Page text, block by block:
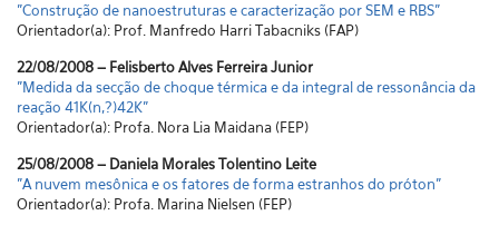
"Construção de nanoestruturas e caracterização por SEM e RBS"
Orientador(a): Prof. Manfredo Harri Tabacniks (FAP)
22/08/2008 – Felisberto Alves Ferreira Junior
"Medida da secção de choque térmica e da integral de ressonância da
reação 41K(n,?)42K"
Orientador(a): Profa. Nora Lia Maidana (FEP)
25/08/2008 – Daniela Morales Tolentino Leite
"A nuvem mesônica e os fatores de forma estranhos do próton"
Orientador(a): Profa. Marina Nielsen (FEP)